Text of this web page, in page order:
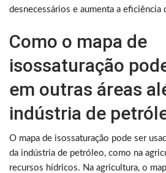
desnecessários e aumenta a eficiência
Como o mapa de
isossaturação
em outras áreas
indústria de
O mapa de isossaturação pode ser
da indústria de petróleo, como na
recursos hídricos. Na agricultura, o